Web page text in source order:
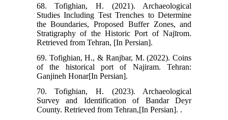
68. Tofighian, H. (2021). Archaeological
Studies Including Test Trenches to Determine
the Boundaries, Proposed Buffer Zones, and
Stratigraphy of the Historic Port of Najīrom.
Retrieved from Tehran, [In Persian].
69. Tofighian, H., & Ranjbar, M. (2022). Coins
of the historical port of Najiram. Tehran:
Ganjineh Honar[In Persian].
70. Tofighian, H. (2023). Archaeological
Survey and Identification of Bandar Deyr
County. Retrieved from Tehran,[In Persian]. .